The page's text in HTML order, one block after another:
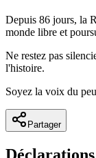
Depuis 86 jours, la
monde libre et
Ne restez pas
l'histoire.
Soyez la voix du
Partager
Déclarations